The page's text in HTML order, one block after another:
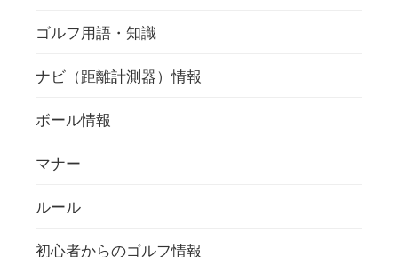
ゴルフ用語・知識
ナビ（距離計測器）情報
ボール情報
マナー
ルール
初心者からのゴルフ情報